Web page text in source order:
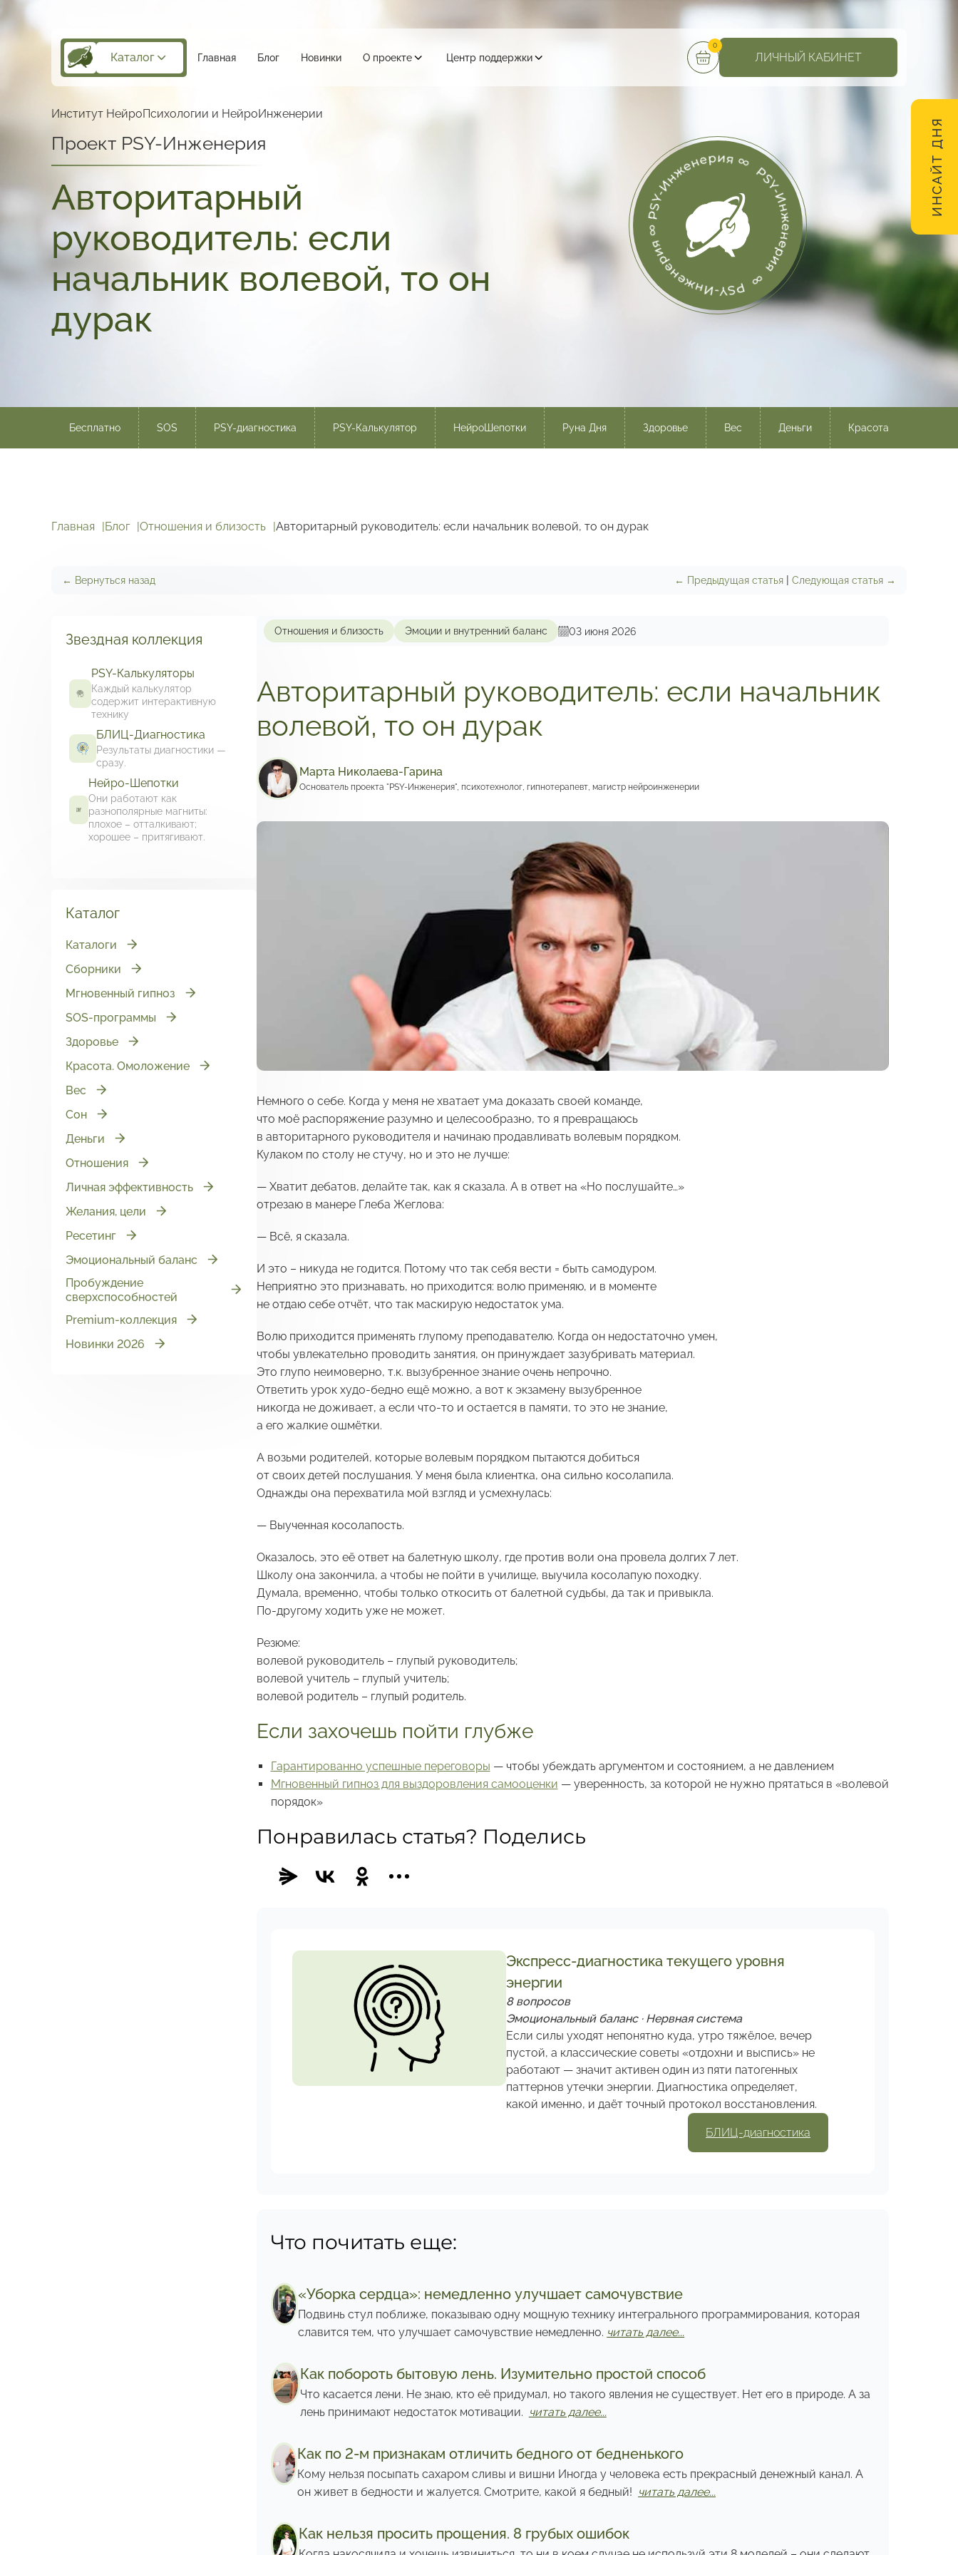
Каталог Главная Блог Новинки О проекте Центр поддержки
0
ЛИЧНЫЙ КАБИНЕТ
Институт НейроПсихологии и НейроИнженерии
Проект PSY-Инженерия
Авторитарный
руководитель: если
начальник волевой, то он
дурак
Бесплатно SOS PSY-диагностика PSY-Калькулятор НейроШепотки Руна Дня Здоровье Вес Деньги Красота
Главная Блог Отношения и близость Авторитарный руководитель: если начальник волевой, то он дурак
← Вернуться назад ← Предыдущая статья | Следующая статья →
Звездная коллекция
PSY-Калькуляторы
Каждый калькулятор
содержит интерактивную
технику
БЛИЦ-Диагностика
Результаты диагностики —
сразу.
Нейро-Шепотки
Они работают как
разнополярные магниты:
плохое – отталкивают;
хорошее – притягивают.
Каталог
Каталоги
Сборники
Мгновенный гипноз
SOS-программы
Здоровье
Красота. Омоложение
Вес
Сон
Деньги
Отношения
Личная эффективность
Желания, цели
Ресетинг
Эмоциональный баланс
Пробуждение
сверхспособностей
Premium-коллекция
Новинки 2026
Отношения и близость Эмоции и внутренний баланс 03 июня 2026
Авторитарный руководитель: если начальник
волевой, то он дурак
Марта Николаева-Гарина
Основатель проекта "PSY-Инженерия", психотехнолог, гипнотерапевт, магистр нейроинженерии
Немного о себе. Когда у меня не хватает ума доказать своей команде,
что моё распоряжение разумно и целесообразно, то я превращаюсь
в авторитарного руководителя и начинаю продавливать волевым порядком.
Кулаком по столу не стучу, но и это не лучше:
— Хватит дебатов, делайте так, как я сказала. А в ответ на «Но послушайте…»
отрезаю в манере Глеба Жеглова:
— Всё, я сказала.
И это – никуда не годится. Потому что так себя вести = быть самодуром.
Неприятно это признавать, но приходится: волю применяю, и в моменте
не отдаю себе отчёт, что так маскирую недостаток ума.
Волю приходится применять глупому преподавателю. Когда он недостаточно умен,
чтобы увлекательно проводить занятия, он принуждает зазубривать материал.
Это глупо неимоверно, т.к. вызубренное знание очень непрочно.
Ответить урок худо-бедно ещё можно, а вот к экзамену вызубренное
никогда не доживает, а если что-то и остается в памяти, то это не знание,
а его жалкие ошмётки.
А возьми родителей, которые волевым порядком пытаются добиться
от своих детей послушания. У меня была клиентка, она сильно косолапила.
Однажды она перехватила мой взгляд и усмехнулась:
— Выученная косолапость.
Оказалось, это её ответ на балетную школу, где против воли она провела долгих 7 лет.
Школу она закончила, а чтобы не пойти в училище, выучила косолапую походку.
Думала, временно, чтобы только откосить от балетной судьбы, да так и привыкла.
По-другому ходить уже не может.
Резюме:
волевой руководитель – глупый руководитель;
волевой учитель – глупый учитель;
волевой родитель – глупый родитель.
Если захочешь пойти глубже
Гарантированно успешные переговоры — чтобы убеждать аргументом и состоянием, а не давлением
Мгновенный гипноз для выздоровления самооценки — уверенность, за которой не нужно прятаться в «волевой
порядок»
Понравилась статья? Поделись
Экспресс-диагностика текущего уровня
энергии
8 вопросов
Эмоциональный баланс · Нервная система
Если силы уходят непонятно куда, утро тяжёлое, вечер
пустой, а классические советы «отдохни и выспись» не
работают — значит активен один из пяти патогенных
паттернов утечки энергии. Диагностика определяет,
какой именно, и даёт точный протокол восстановления.
БЛИЦ-диагностика
Что почитать еще:
«Уборка сердца»: немедленно улучшает самочувствие
Подвинь стул поближе, показываю одну мощную технику интегрального программирования, которая
славится тем, что улучшает самочувствие немедленно. читать далее...
Как побороть бытовую лень. Изумительно простой способ
Что касается лени. Не знаю, кто её придумал, но такого явления не существует. Нет его в природе. А за
лень принимают недостаток мотивации. читать далее...
Как по 2-м признакам отличить бедного от бедненького
Кому нельзя посыпать сахаром сливы и вишни Иногда у человека есть прекрасный денежный канал. А
он живет в бедности и жалуется. Смотрите, какой я бедный! читать далее...
Как нельзя просить прощения. 8 грубых ошибок
ИНСАЙТ ДНЯ